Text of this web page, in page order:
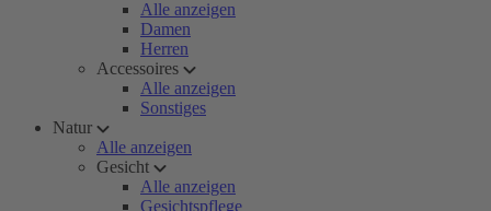
Alle anzeigen
Damen
Herren
Accessoires
Alle anzeigen
Sonstiges
Natur
Alle anzeigen
Gesicht
Alle anzeigen
Gesichtspflege